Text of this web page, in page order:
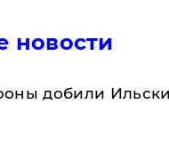
новости
добили